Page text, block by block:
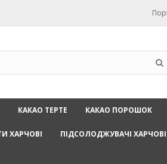
КАКАО ТЕРТЕ КАКАО ПОРОШОК
ХАРЧОВІ ПІДСОЛОДЖУВАЧІ ХАРЧОВІ